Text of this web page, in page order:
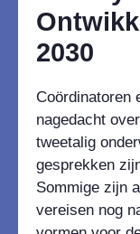
2030
Coördinatoren
nagedacht
tweetalig
gesprekken
Sommige zijn
vereisen nog